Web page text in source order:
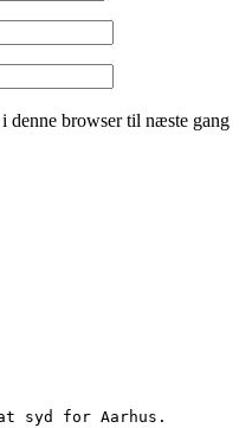
denne browser til næste gang
syd for Aarhus.